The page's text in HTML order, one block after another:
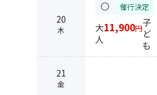
20
木
circle 催行決定
大
人
11,900円子
ど
も
21
金